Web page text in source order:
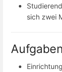
sich zwei
Aufgaben